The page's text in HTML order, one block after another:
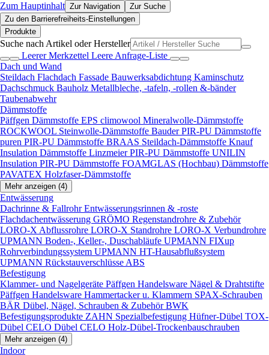
Zum Hauptinhalt Zur Navigation
Zur Suche
Zu den Barrierefreiheits-Einstellungen
Produkte
Suche nach Artikel oder Hersteller
Leerer Merkzettel Leere Anfrage-Liste
Dach und Wand
Steildach Flachdach Fassade Bauwerksabdichtung Kaminschutz
Dachschmuck Bauholz Metallbleche, -tafeln, -rollen &-bänder
Taubenabwehr
Dämmstoffe
Päffgen Dämmstoffe EPS climowool Mineralwolle-Dämmstoffe
ROCKWOOL Steinwolle-Dämmstoffe Bauder PIR-PU Dämmstoffe
puren PIR-PU Dämmstoffe BRAAS Steildach-Dämmstoffe Knauf
Insulation Dämmstoffe Linzmeier PIR-PU Dämmstoffe UNILIN
Insulation PIR-PU Dämmstoffe FOAMGLAS (Hochbau) Dämmstoffe
PAVATEX Holzfaser-Dämmstoffe
Mehr anzeigen (4)
Entwässerung
Dachrinne & FallrohrEntwässerungsrinnen & -roste
Flachdachentwässerung GRÖMO Regenstandrohre & Zubehör
LORO-X Abflussrohre LORO-X Standrohre LORO-X Verbundrohre
UPMANN Boden-, Keller-, Duschabläufe UPMANN FIXup
Rohrverbindungssystem UPMANN HT-Hausabflußsystem
UPMANN Rückstauverschlüsse ABS
Befestigung
Klammer- und Nagelgeräte Päffgen Handelsware Nägel & Drahtstifte
Päffgen Handelsware Hammertacker u. Klammern SPAX-Schrauben
BÄR Dübel, Nägel, Schrauben & ZubehörBWK
Befestigungsprodukte ZAHN Spezialbefestigung Hüfner-Dübel TOX-
Dübel CELO Dübel CELO Holz-Dübel-Trockenbauschrauben
Mehr anzeigen (4)
Indoor